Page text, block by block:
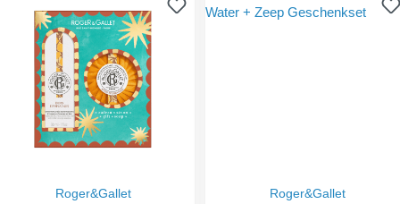
Roger&Gallet Roger&Gallet